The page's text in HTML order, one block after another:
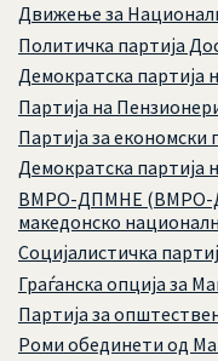
Движење за
Политичка партија
Демократска
Партија на
Партија за
Демократска партија
ВМРО-ДПМНЕ (ВМРО-
македонско
Социјалистичка
Граѓанска опција за
Партија за
Роми обединети од